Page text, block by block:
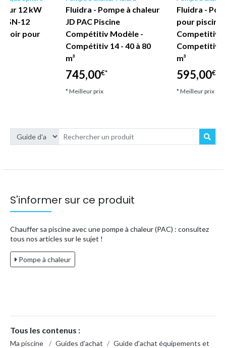
12 kW
12
Noir pour
Fluidra - Pompe à chaleur
JD PAC Piscine
Compétitiv Modèle -
Compétitiv 14 - 40 à 80
m³
745,00€*
* Meilleur prix
Fluidra -
pour piscine
Competitive
Competitive
m³
595,00€*
* Meilleur prix
S'informer sur ce produit
Chauffer sa piscine avec une pompe à chaleur (PAC) : consultez
tous nos articles sur le sujet !
Pompe à chaleur
Tous les contenus :
Ma piscine / Guides d'achat / Guide d'achat équipements et